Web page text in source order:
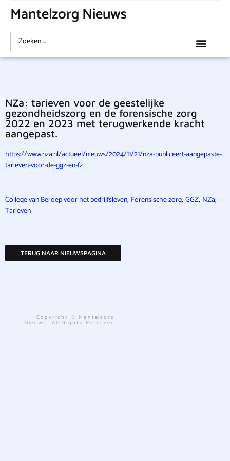
Mantelzorg Nieuws
NZa: tarieven voor de geestelijke
gezondheidszorg en de forensische zorg
2022 en 2023 met terugwerkende kracht
aangepast.
https://www.nza.nl/actueel/nieuws/2024/11/21/nza-publiceert-aangepaste-
tarieven-voor-de-ggz-en-fz
College van Beroep voor het bedrijfsleven, Forensische zorg, GGZ, NZa,
Tarieven
TERUG NAAR NIEUWSPAGINA
Copyright © Mantelzorg
Nieuws. All Rights Reserved